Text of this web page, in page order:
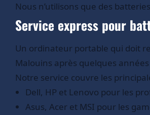
Nous n’utilisons que des
Service express pour
Un ordinateur portable qui doit
Malouins après quelques
Notre service couvre les
Dell, HP et Lenovo pour les
Asus, Acer et MSI pour les